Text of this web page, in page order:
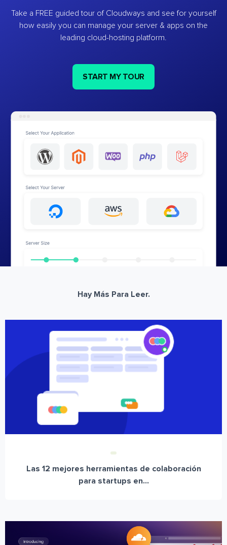
Take a FREE guided tour of Cloudways and see for yourself
how easily you can manage your server & apps on the
leading cloud-hosting platform.
START MY TOUR
Hay Más Para Leer.
Las 12 mejores herramientas de colaboración
para startups en...